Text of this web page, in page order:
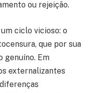
ou rejeição.
ciclo vicioso: o
que por sua
genuíno. Em
externalizantes